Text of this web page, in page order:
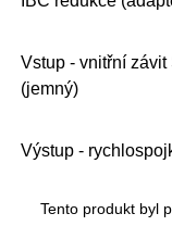
Vstup - vnitřní
(jemný)
Výstup -
Tento produkt byl